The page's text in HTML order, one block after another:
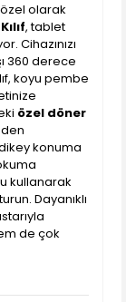
özel olarak
, tablet
Cihazınızı
360 derece
koyu pembe
özel döner
konuma
kullanarak
Dayanıklı
de çok